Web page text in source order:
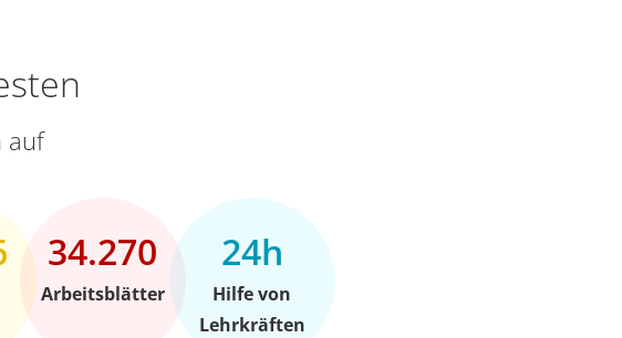
auf
34.270
Arbeitsblätter
24h
Hilfe von
Lehrkräften